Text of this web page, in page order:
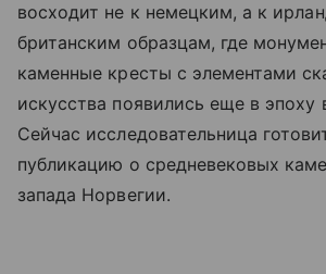
восходит не к немецким, а к
британским образцам, где
каменные кресты с элементами
искусства появились еще в эпоху
Сейчас исследовательница
публикацию о средневековых
запада Норвегии.